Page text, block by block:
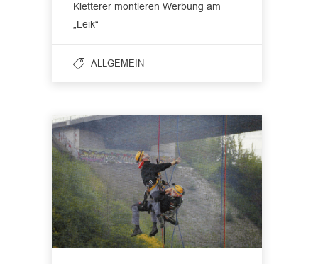
Kletterer montieren Werbung am
„Leik“
ALLGEMEIN